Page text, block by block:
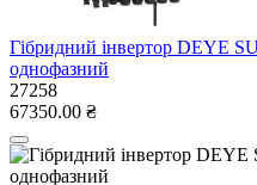
Гібридний інвертор DEYE
однофазний
27258
67350.00 ₴